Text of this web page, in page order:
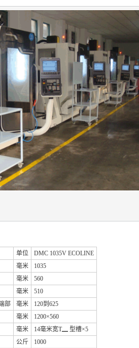
单位 DMC 1035V ECOLINE
毫米
1035
毫米
560
毫米
510
部
毫米 120到625
毫米
1200×560
毫米
14毫米宽T▁ 型槽×5
公斤 1000